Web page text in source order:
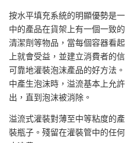
按水平填充系統的明顯優勢是
中的產品在貨架上有一個一致
清潔劑等物品，當每個容器看
上就會受益，並建立消費者的
可靠地灌裝泡沫產品的好方法
中產生泡沫時，溢流基本上允
出，直到泡沫被消除。
溢流式灌裝對薄至中等粘度的
裝瓶子。殘留在灌裝管中的任